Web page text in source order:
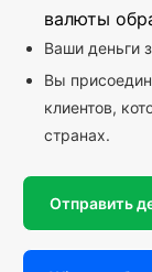
валюты
Ваши деньги
Вы
клиентов,
странах.
Отправить